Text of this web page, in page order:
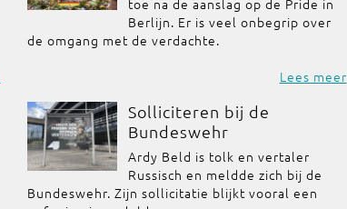
toe na de aanslag op de Pride in
Berlijn. Er is veel onbegrip over
de omgang met de verdachte.
Lees meer
Solliciteren bij de
Bundeswehr
Ardy Beld is tolk en vertaler
Russisch en meldde zich bij de
Bundeswehr. Zijn sollicitatie blijkt vooral een